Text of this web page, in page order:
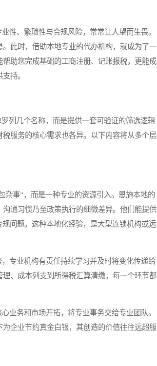
、繁琐性与合规风险，常常让人望而生畏。
此时，借助本地专业的代办机构，就成为了一
助您完成基础的工商注册、记账报税，更能成
持。
列几个名称，而是提供一套可验证的筛选逻辑
服务的核心需求也各异。以下内容将从多个层
事”，而是一种专业的资源引入。恩施本地的
通习惯乃至政策执行的细微差异。他们能提供
问题。这种本地化经验，是大型连锁机构或远
专业机构有责任持续学习并及时将变化传递给
、成本列支到所得税汇算清缴，每一个环节都
务和市场开拓，将专业事务交给专业团队。
企业节约真金白银，其创造的价值往往远超服